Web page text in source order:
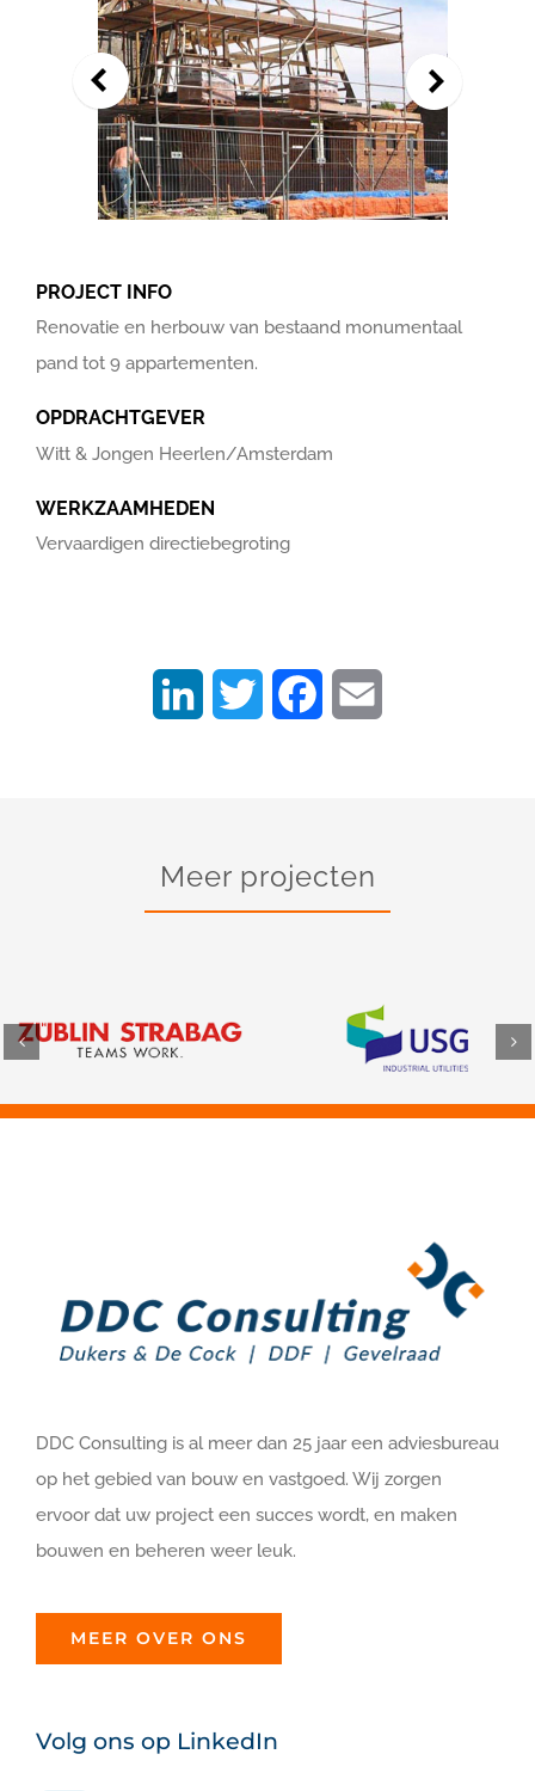
PROJECT INFO
Renovatie en herbouw van bestaand monumentaal
pand tot 9 appartementen.
OPDRACHTGEVER
Witt & Jongen Heerlen/Amsterdam
WERKZAAMHEDEN
Vervaardigen directiebegroting
LinkedInTwitter Facebook
Meer projecten
DDC Consulting is al meer dan 25 jaar een adviesbureau
op het gebied van bouw en vastgoed. Wij zorgen
ervoor dat uw project een succes wordt, en maken
bouwen en beheren weer leuk.
MEER OVER ONS
Volg ons op LinkedIn